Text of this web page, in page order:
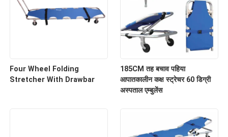
Four Wheel Folding
Stretcher With Drawbar
185CM तह बचाव पहिया
आपातकालीन कक्ष स्ट्रेचर 60 डिग्री
अस्पताल एम्बुलेंस